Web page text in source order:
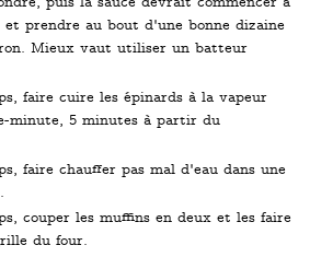
et prendre au bout d'une bonne dizaine
Mieux vaut utiliser un batteur
faire cuire les épinards à la vapeur
minute, 5 minutes à partir du
faire chauffer pas mal d'eau dans une
couper les muffins en deux et les faire
du four.